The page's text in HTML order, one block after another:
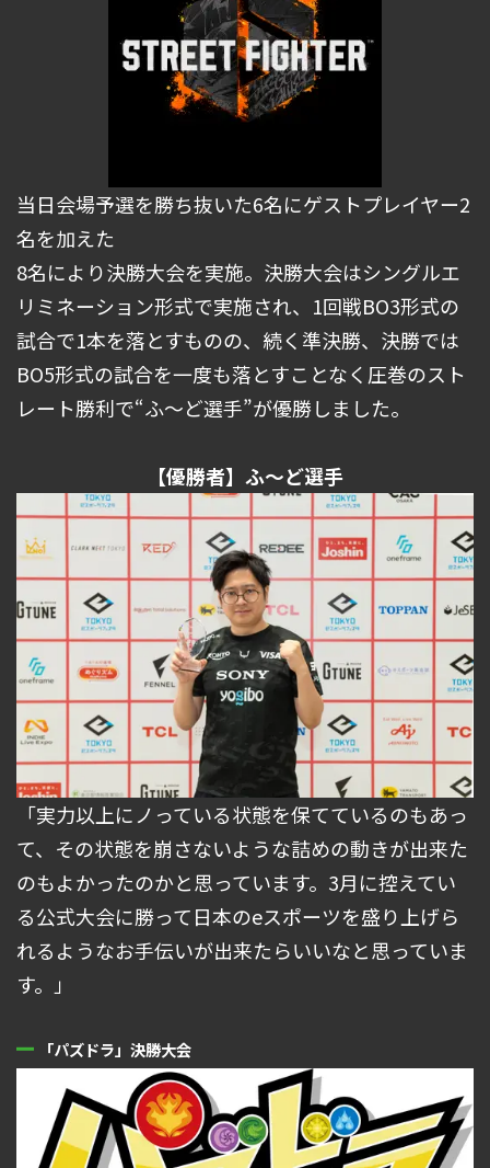
当日会場予選を勝ち抜いた6名にゲストプレイヤー2
名を加えた
8名により決勝大会を実施。決勝大会はシングルエ
リミネーション形式で実施され、1回戦BO3形式の
試合で1本を落とすものの、続く準決勝、決勝では
BO5形式の試合を一度も落とすことなく圧巻のスト
レート勝利で“ふ～ど選手”が優勝しました。
【優勝者】ふ～ど選手
「実力以上にノっている状態を保てているのもあっ
て、その状態を崩さないような詰めの動きが出来た
のもよかったのかと思っています。3月に控えてい
る公式大会に勝って日本のeスポーツを盛り上げら
れるようなお手伝いが出来たらいいなと思っていま
す。」
「パズドラ」決勝大会